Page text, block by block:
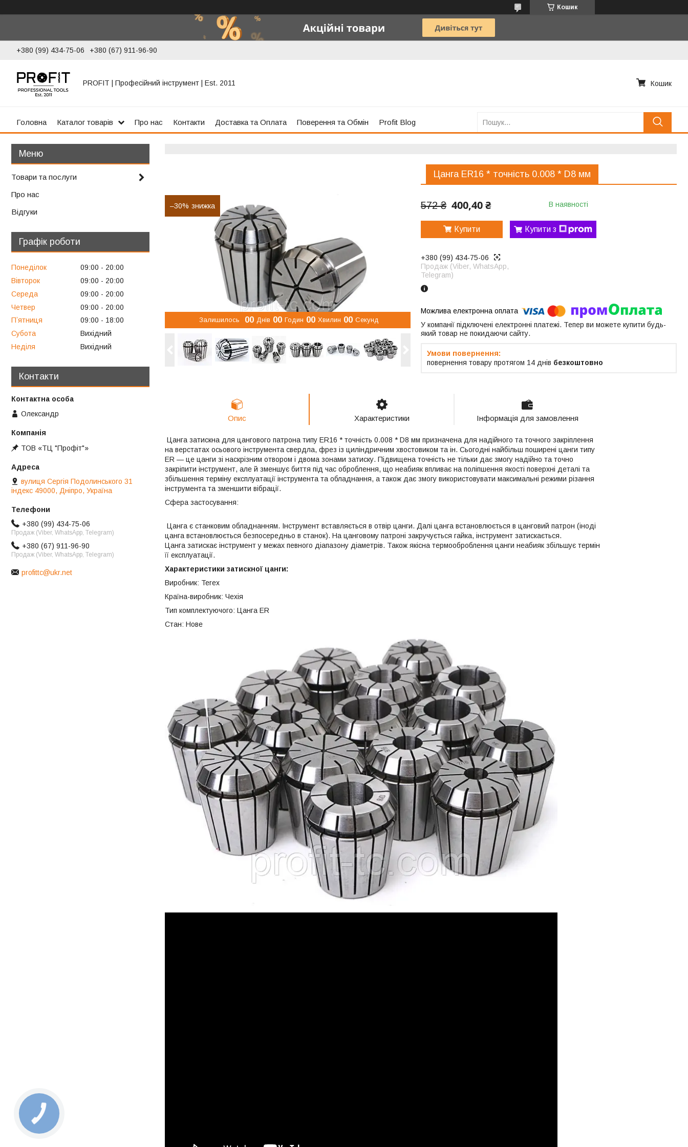
Кошик
+380 (99) 434-75-06 +380 (67) 911-96-90
PROFIT | Професійний інструмент | Est. 2011 Кошик
Головна Каталог товарів Про нас Контакти Доставка та Оплата Поверення та Обмін Profit Blog
–30%
Залишилось 00 Днів 00 Годин 00 Хвилин 00 Секунд
Цанга ER16 * точність 0.008 * D8 мм
572 ₴ 400,40 ₴ В наявності
Купити Купити з
+380 (99) 434-75-06
Продаж (Viber, WhatsApp,
Telegram)
У компанії підключені електронні платежі. Тепер ви можете купити будь-
який товар не покидаючи сайту.
повернення товару протягом 14 днів безкоштовно
Опис Характеристики Інформація для замовлення
Цанга затискна для цангового патрона типу ER16 * точність 0.008 * D8 мм призначена для надійного та точного закріплення
на верстатах осьового інструмента свердла, фрез із циліндричним хвостовиком та ін. Сьогодні найбільш поширені цанги типу
ER — це цанги зі наскрізним отвором і двома зонами затиску. Підвищена точність не тільки дає змогу надійно та точно
закріпити інструмент, але й зменшує биття під час оброблення, що неабияк впливає на поліпшення якості поверхні деталі та
збільшення терміну експлуатації інструмента та обладнання, а також дає змогу використовувати максимальні режими різання
інструмента та зменшити вібрації.
Сфера застосування:
Цанга є станковим обладнанням. Інструмент вставляється в отвір цанги. Далі цанга встановлюється в цанговий патрон (іноді
цанга встановлюється безпосередньо в станок). На цанговому патроні закручується гайка, інструмент затискається.
Цанга затискає інструмент у межах певного діапазону діаметрів. Також якісна термооброблення цанги неабияк збільшує термін
її експлуатації.
Характеристики затискної цанги:
Виробник: Terex
Країна-виробник: Чехія
Тип комплектуючого: Цанга ER
Стан: Нове
Товари та послуги
Про нас
Відгуки
Графік роботи
Понеділок 09:00
20:00
Вівторок
09:00
20:00
Середа
09:00
20:00
Четвер
09:00
20:00
Пʼятниця
09:00
18:00
Субота
Вихідний
Неділя
Вихідний
Контакти
Олександр
ТОВ «ТЦ "Профіт"»
вулиця Сергія Подолинського 31
індекс 49000, Дніпро, Україна
+380 (99) 434-75-06
Продаж (Viber, WhatsApp, Telegram)
+380 (67) 911-96-90
Продаж (Viber, WhatsApp, Telegram)
profittc@ukr.net